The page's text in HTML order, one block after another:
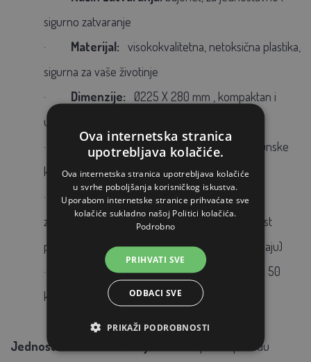
sigurno zatvaranje
·
Materijal: visokokvalitetna, netoksična plastika,
sigurna za vaše životinje
·
Dimenzije: Ø225 X 280 mm , kompaktan i
učinkovit dizajn
·
Proizvedeno u Španjolskoj:jamstvo vrhunske
kvalitete i trajnosti
·
Na nogama: u paketu su praktične nogice,
zahvaljujući kojima će biti ograničena mogućnost
prljanja vode s posteljinom (nogice se lako skidaju)
·
100% reciklirani materijal:napravljeno od 50
kom PET boca
Jednostavan za korištenje:
samo napunite posudu
Ova internetska stranica
upotrebljava kolačiće.
Ova internetska stranica upotrebljava kolačiće
u svrhe poboljšanja korisničkog iskustva.
Uporabom internetske stranice prihvaćate sve
kolačiće sukladno našoj Politici kolačića.
Podrobno
PRIHVATI SVE
ODBACI SVE
PRIKAŽI PODROBNOSTI